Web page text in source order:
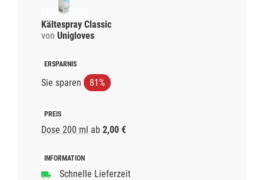
Kältespray Classic
von Unigloves
Sie sparen 81%
Dose 200 ml ab 2,00 €
Schnelle Lieferzeit